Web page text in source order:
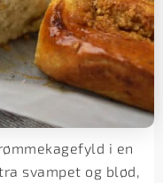
i en
svampet og blød,